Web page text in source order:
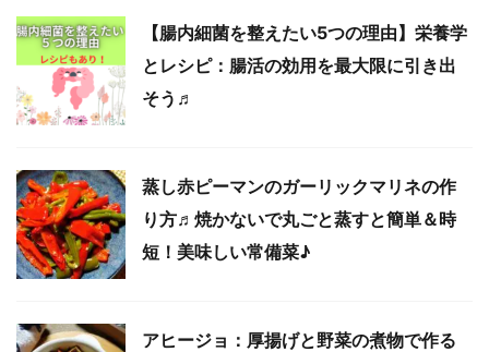
【腸内細菌を整えたい5つの理由】栄養学
とレシピ：腸活の効用を最大限に引き出
そう♬
蒸し赤ピーマンのガーリックマリネの作
り方♬焼かないで丸ごと蒸すと簡単＆時
短！美味しい常備菜♪
アヒージョ：厚揚げと野菜の煮物で作る